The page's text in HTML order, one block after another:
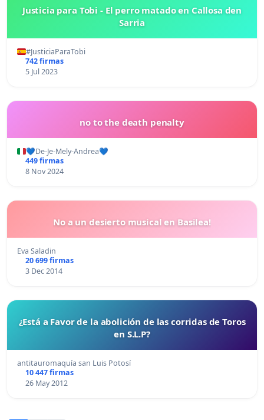
Justicia para Tobi - El perro matado en Callosa den
Sarria
#JusticiaParaTobi
742 firmas
5 Jul 2023
no to the death penalty
💙De-Je-Mely-Andrea💙
449 firmas
8 Nov 2024
No a un desierto musical en Basilea!
Eva Saladin
20 699 firmas
3 Dec 2014
¿Está a Favor de la abolición de las corridas de Toros
en S.L.P?
antitauromaquía san Luis Potosí
10 447 firmas
26 May 2012